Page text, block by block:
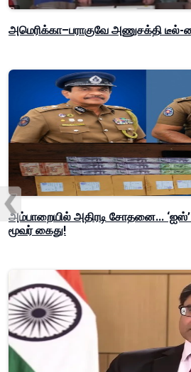
அமெரிக்கா–பராகுவே அணுசக்தி
அம்பாறையில் அதிரடி சோதனை...
மூவர் கைது!